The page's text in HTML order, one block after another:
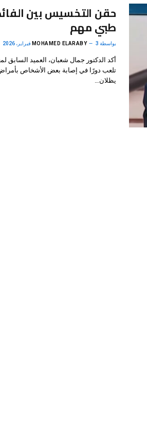
حقن التخسيس بين
طبي مهم
بواسطة MOHAMED ELARABY 3 فبراير، 2026
أكد الدكتور جمال شعبان، العميد السابق
تلعب دورًا في إصابة بعض الأشخاص بأمراض
يظلان…